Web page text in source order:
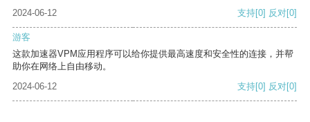
2024-06-12
支持[0] 反对[0]
游客
这款加速器VPM应用程序可以给你提供最高速度和安全性的连接，并帮
助你在网络上自由移动。
2024-06-12
支持[0] 反对[0]